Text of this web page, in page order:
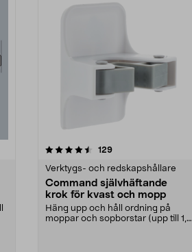
129recensioner
Verktygs- och redskapshållare
Command självhäftande
krok för kvast och mopp
Häng upp och håll ordning på
moppar och sopborstar (upp till 1,8
4.5 av 5 stjärnor